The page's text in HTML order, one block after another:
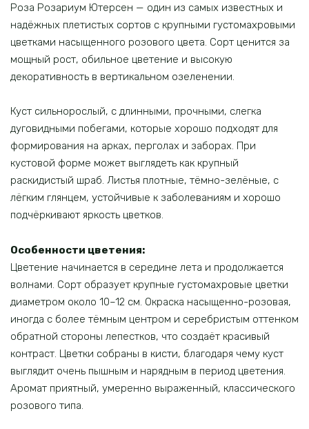
Роза Розариум Ютерсен — один из самых известных и
надёжных плетистых сортов с крупными густомахровыми
цветками насыщенного розового цвета. Сорт ценится за
мощный рост, обильное цветение и высокую
декоративность в вертикальном озеленении.
Куст сильнорослый, с длинными, прочными, слегка
дуговидными побегами, которые хорошо подходят для
формирования на арках, перголах и заборах. При
кустовой форме может выглядеть как крупный
раскидистый шраб. Листья плотные, тёмно-зелёные, с
лёгким глянцем, устойчивые к заболеваниям и хорошо
подчёркивают яркость цветков.
Особенности цветения:
Цветение начинается в середине лета и продолжается
волнами. Сорт образует крупные густомахровые цветки
диаметром около 10–12 см. Окраска насыщенно-розовая,
иногда с более тёмным центром и серебристым оттенком
обратной стороны лепестков, что создаёт красивый
контраст. Цветки собраны в кисти, благодаря чему куст
выглядит очень пышным и нарядным в период цветения.
Аромат приятный, умеренно выраженный, классического
розового типа.